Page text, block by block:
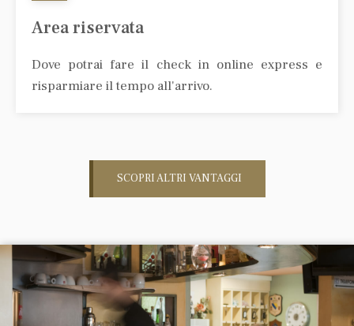
Area riservata
Dove potrai fare il check in online express e
risparmiare il tempo all'arrivo.
SCOPRI ALTRI VANTAGGI